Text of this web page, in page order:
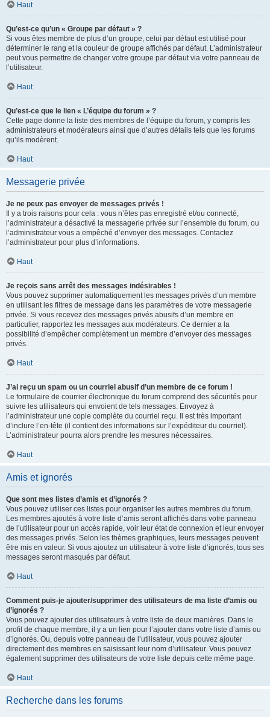
Haut
Qu’est-ce qu’un « Groupe par défaut » ?
Si vous êtes membre de plus d’un groupe, celui par défaut est utilisé pour
déterminer le rang et la couleur de groupe affichés par défaut. L’administrateur
peut vous permettre de changer votre groupe par défaut via votre panneau de
l’utilisateur.
Haut
Qu’est-ce que le lien « L’équipe du forum » ?
Cette page donne la liste des membres de l’équipe du forum, y compris les
administrateurs et modérateurs ainsi que d’autres détails tels que les forums
qu’ils modèrent.
Haut
Messagerie privée
Je ne peux pas envoyer de messages privés !
Il y a trois raisons pour cela : vous n’êtes pas enregistré et/ou connecté,
l’administrateur a désactivé la messagerie privée sur l’ensemble du forum, ou
l’administrateur vous a empêché d’envoyer des messages. Contactez
l’administrateur pour plus d’informations.
Haut
Je reçois sans arrêt des messages indésirables !
Vous pouvez supprimer automatiquement les messages privés d’un membre
en utilisant les filtres de message dans les paramètres de votre messagerie
privée. Si vous recevez des messages privés abusifs d’un membre en
particulier, rapportez les messages aux modérateurs. Ce dernier a la
possibilité d’empêcher complètement un membre d’envoyer des messages
privés.
Haut
J’ai reçu un spam ou un courriel abusif d’un membre de ce forum !
Le formulaire de courrier électronique du forum comprend des sécurités pour
suivre les utilisateurs qui envoient de tels messages. Envoyez à
l’administrateur une copie complète du courriel reçu. Il est très important
d’inclure l’en-tête (il contient des informations sur l’expéditeur du courriel).
L’administrateur pourra alors prendre les mesures nécessaires.
Haut
Amis et ignorés
Que sont mes listes d’amis et d’ignorés ?
Vous pouvez utiliser ces listes pour organiser les autres membres du forum.
Les membres ajoutés à votre liste d’amis seront affichés dans votre panneau
de l’utilisateur pour un accès rapide, voir leur état de connexion et leur envoyer
des messages privés. Selon les thèmes graphiques, leurs messages peuvent
être mis en valeur. Si vous ajoutez un utilisateur à votre liste d’ignorés, tous ses
messages seront masqués par défaut.
Haut
Comment puis-je ajouter/supprimer des utilisateurs de ma liste d’amis ou
d’ignorés ?
Vous pouvez ajouter des utilisateurs à votre liste de deux manières. Dans le
profil de chaque membre, il y a un lien pour l’ajouter dans votre liste d’amis ou
d’ignorés. Ou, depuis votre panneau de l’utilisateur, vous pouvez ajouter
directement des membres en saisissant leur nom d’utilisateur. Vous pouvez
également supprimer des utilisateurs de votre liste depuis cette même page.
Haut
Recherche dans les forums